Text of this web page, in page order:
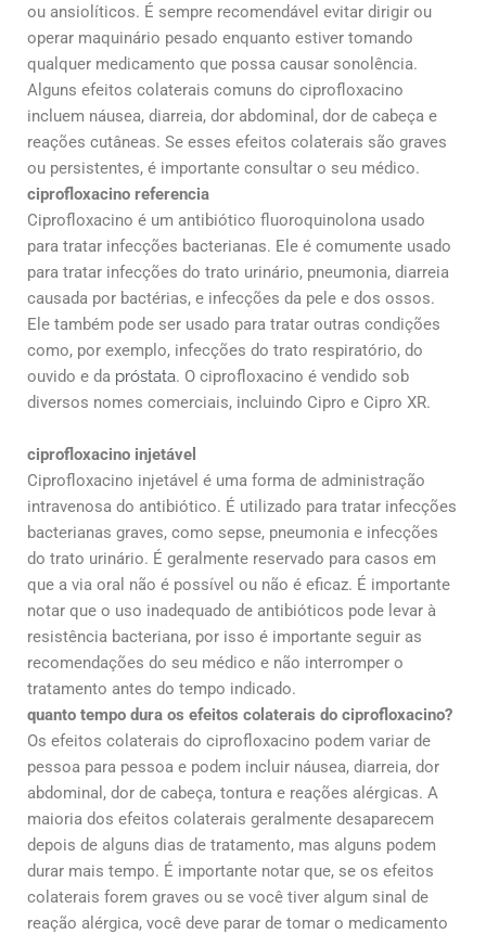
ou ansiolíticos. É sempre recomendável evitar dirigir ou
operar maquinário pesado enquanto estiver tomando
qualquer medicamento que possa causar sonolência.
Alguns efeitos colaterais comuns do ciprofloxacino
incluem náusea, diarreia, dor abdominal, dor de cabeça e
reações cutâneas. Se esses efeitos colaterais são graves
ou persistentes, é importante consultar o seu médico.
ciprofloxacino referencia
Ciprofloxacino é um antibiótico fluoroquinolona usado
para tratar infecções bacterianas. Ele é comumente usado
para tratar infecções do trato urinário, pneumonia, diarreia
causada por bactérias, e infecções da pele e dos ossos.
Ele também pode ser usado para tratar outras condições
como, por exemplo, infecções do trato respiratório, do
ouvido e da próstata. O ciprofloxacino é vendido sob
diversos nomes comerciais, incluindo Cipro e Cipro XR.
ciprofloxacino injetável
Ciprofloxacino injetável é uma forma de administração
intravenosa do antibiótico. É utilizado para tratar infecções
bacterianas graves, como sepse, pneumonia e infecções
do trato urinário. É geralmente reservado para casos em
que a via oral não é possível ou não é eficaz. É importante
notar que o uso inadequado de antibióticos pode levar à
resistência bacteriana, por isso é importante seguir as
recomendações do seu médico e não interromper o
tratamento antes do tempo indicado.
quanto tempo dura os efeitos colaterais do ciprofloxacino?
Os efeitos colaterais do ciprofloxacino podem variar de
pessoa para pessoa e podem incluir náusea, diarreia, dor
abdominal, dor de cabeça, tontura e reações alérgicas. A
maioria dos efeitos colaterais geralmente desaparecem
depois de alguns dias de tratamento, mas alguns podem
durar mais tempo. É importante notar que, se os efeitos
colaterais forem graves ou se você tiver algum sinal de
reação alérgica, você deve parar de tomar o medicamento